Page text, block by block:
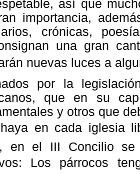
así que
importancia,
crónicas,
una gran
nuevas luces a
por la
que en su
y otros que
haya en cada iglesia
en el III Concilio
Los párrocos